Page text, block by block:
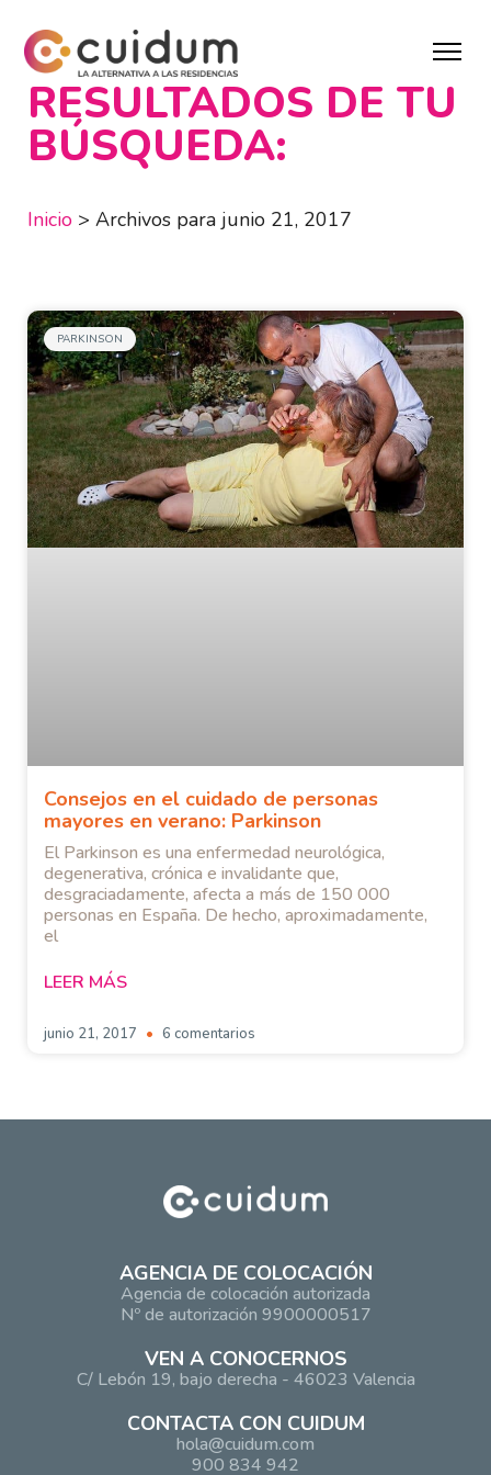
RESULTADOS DE TU
BÚSQUEDA:
Inicio > Archivos para junio 21, 2017
PARKINSON
Consejos en el cuidado de personas
mayores en verano: Parkinson
El Parkinson es una enfermedad neurológica,
degenerativa, crónica e invalidante que,
desgraciadamente, afecta a más de 150 000
personas en España. De hecho, aproximadamente,
el
LEER MÁS
junio 21, 2017 6 comentarios
AGENCIA DE COLOCACIÓN
Agencia de colocación autorizada
Nº de autorización 9900000517
VEN A CONOCERNOS
C/ Lebón 19, bajo derecha - 46023 Valencia
CONTACTA CON CUIDUM
hola@cuidum.com
900 834 942